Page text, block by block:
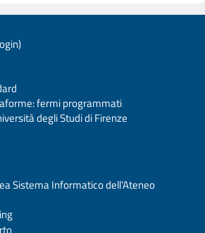
)
fermi programmati
degli Studi di Firenze
Sistema Informatico dell’Ateneo